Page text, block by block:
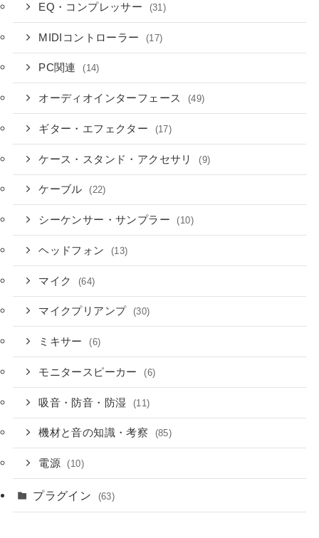
EQ・コンプレッサー (31)
MIDIコントローラー (17)
PC関連 (14)
オーディオインターフェース (49)
ギター・エフェクター (17)
ケース・スタンド・アクセサリ (9)
ケーブル (22)
シーケンサー・サンプラー (10)
ヘッドフォン (13)
マイク (64)
マイクプリアンプ (30)
ミキサー (6)
モニタースピーカー (6)
吸音・防音・防湿 (11)
機材と音の知識・考察 (85)
電源 (10)
プラグイン (63)